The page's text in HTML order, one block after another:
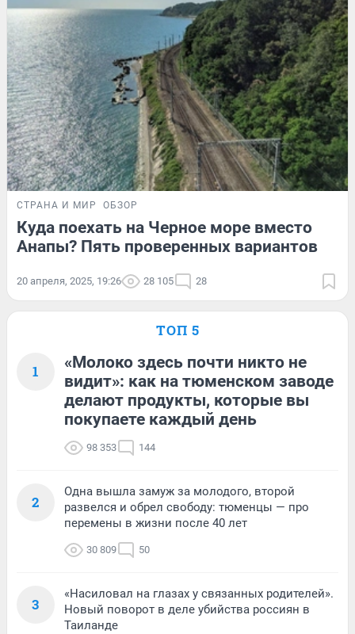
СТРАНА И МИР ОБЗОР
Куда поехать на Черное море вместо
Анапы? Пять проверенных вариантов
20 апреля, 2025, 19:26 28 105 28
ТОП 5
1
«Молоко здесь почти никто не
видит»: как на тюменском заводе
делают продукты, которые вы
покупаете каждый день
98 353 144
2
Одна вышла замуж за молодого, второй
развелся и обрел свободу: тюменцы — про
перемены в жизни после 40 лет
30 809 50
3
«Насиловал на глазах у связанных родителей».
Новый поворот в деле убийства россиян в
Таиланде